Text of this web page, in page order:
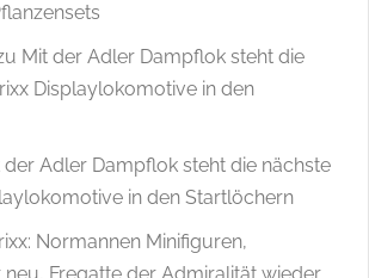
Mit der Adler Dampflok steht die
Displaylokomotive in den
der Adler Dampflok steht die nächste
in den Startlöchern
Normannen Minifiguren,